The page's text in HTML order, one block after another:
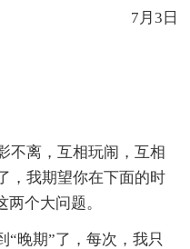
7月3日
不离，互相玩闹，互相
，我期望你在下面的时
两个大问题。
“晚期”了，每次，我只